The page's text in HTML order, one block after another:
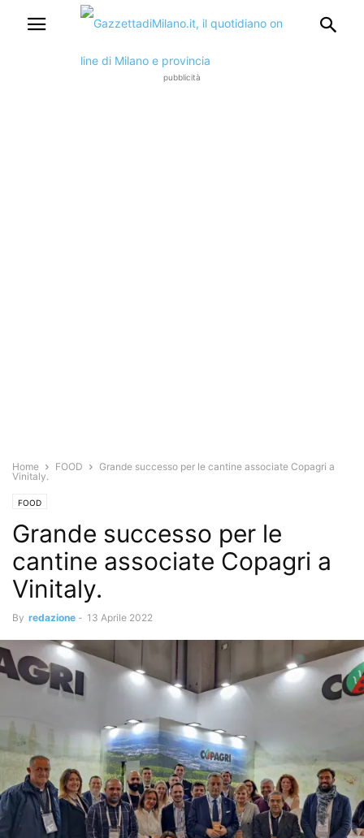
pubblicità
Home FOOD
Grande successo per le cantine associate Copagri a
Vinitaly.
FOOD
Grande successo per le
cantine associate Copagri a
Vinitaly.
By redazione - 13 Aprile 2022